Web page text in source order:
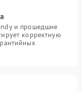
и прошедшие
корректную